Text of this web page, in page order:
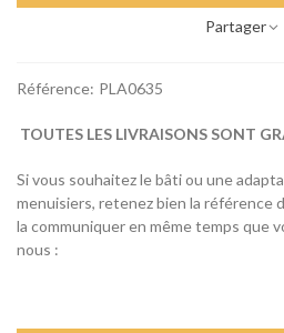
Partager
Référence: PLA0635
TOUTES LES LIVRAISONS SONT
Si vous souhaitez le bâti ou une
menuisiers, retenez bien la référence
la communiquer en même temps que
nous :